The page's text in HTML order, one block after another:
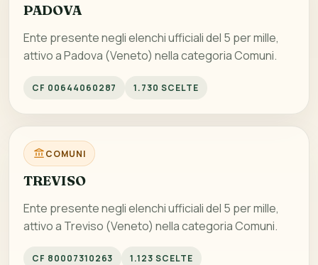
PADOVA
Ente presente negli elenchi ufficiali del 5 per mille,
attivo a Padova (Veneto) nella categoria Comuni.
CF 00644060287 1.730 SCELTE
COMUNI
TREVISO
Ente presente negli elenchi ufficiali del 5 per mille,
attivo a Treviso (Veneto) nella categoria Comuni.
CF 80007310263 1.123 SCELTE